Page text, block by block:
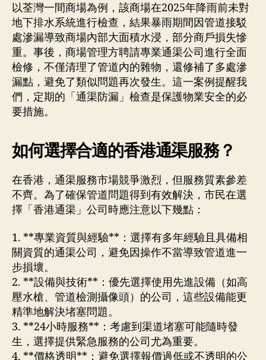
以荃灣一間商場為例，該商場在2025年降雨前未對
地下排水系統進行檢查，結果暴雨期間因管道接駁
處滲漏導致商場內部大面積水浸，部分商戶損失慘
重。事後，商場管理方聘請專業通渠公司進行全面
檢修，不僅清理了管道內的雜物，還修補了多處滲
漏點，避免了類似問題再次發生。這一案例提醒我
們，定期的「通渠防漏」檢查是保護物業安全的必
要措施。
如何選擇合適的香港通渠服務？
在香港，通渠服務市場競爭激烈，但服務質素參差
不齊。為了確保管道問題得到有效解決，市民在選
擇「香港通渠」公司時應注意以下幾點：
1. **專業資質與經驗**：選擇有多年經驗且具備相
關資質的通渠公司，避免因操作不當導致管道進一
步損壞。
2. **設備與技術**：優先選擇使用先進設備（如高
壓水槍、管道檢測攝像頭）的公司，這些設備能更
精準地解決堵塞問題。
3. **24小時服務**：考慮到渠道堵塞可能隨時發
生，選擇提供緊急服務的公司尤為重要。
4. **價格透明**：避免選擇報價過低或不透明的公